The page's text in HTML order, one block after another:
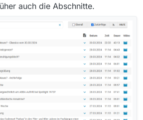
auch die Abschnitte.